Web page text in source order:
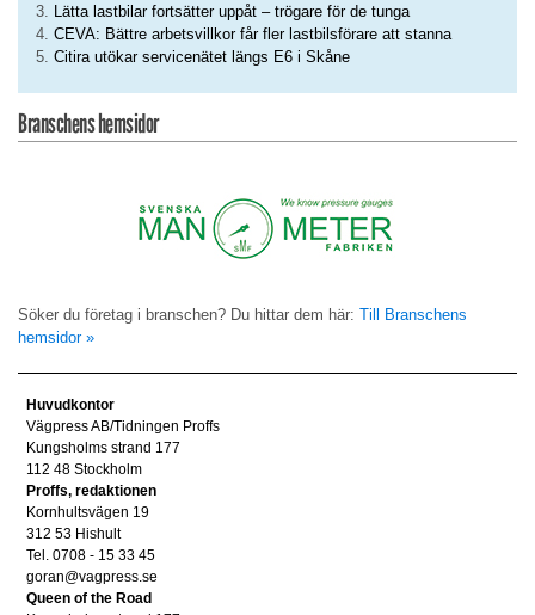
Lätta lastbilar fortsätter uppåt – trögare för de tunga
CEVA: Bättre arbetsvillkor får fler lastbilsförare att stanna
Citira utökar servicenätet längs E6 i Skåne
Branschens hemsidor
Söker du företag i branschen? Du hittar dem här: Till Branschens
hemsidor »
Huvudkontor
Vägpress AB/Tidningen Proffs
Kungsholms strand 177
112 48 Stockholm
Proffs, redaktionen
Kornhultsvägen 19
312 53 Hishult
Tel. 0708 - 15 33 45
goran@vagpress.se
Queen of the Road